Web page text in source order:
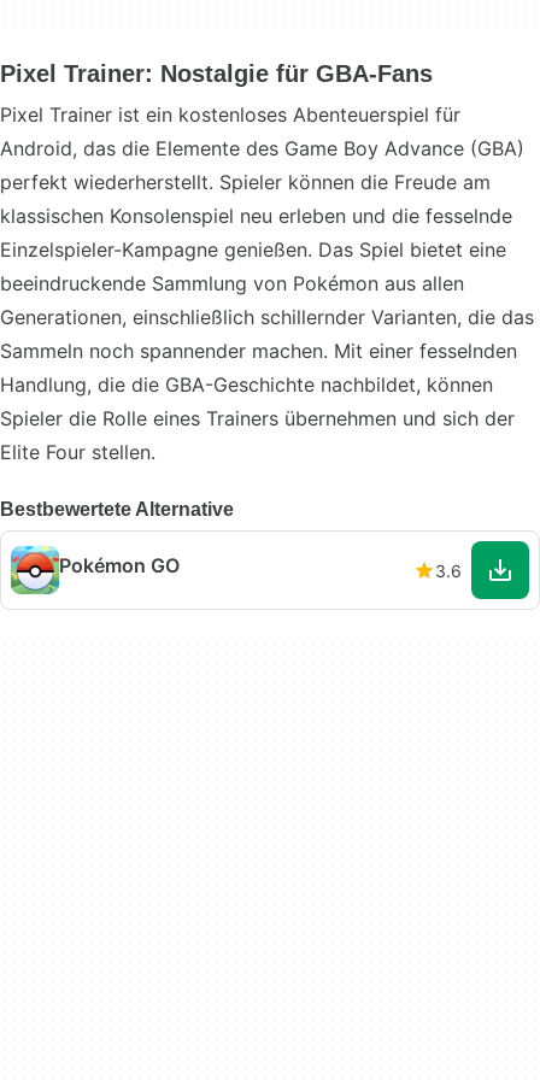
Pixel Trainer: Nostalgie für GBA-Fans
Pixel Trainer ist ein kostenloses Abenteuerspiel für
Android, das die Elemente des Game Boy Advance (GBA)
perfekt wiederherstellt. Spieler können die Freude am
klassischen Konsolenspiel neu erleben und die fesselnde
Einzelspieler-Kampagne genießen. Das Spiel bietet eine
beeindruckende Sammlung von Pokémon aus allen
Generationen, einschließlich schillernder Varianten, die das
Sammeln noch spannender machen. Mit einer fesselnden
Handlung, die die GBA-Geschichte nachbildet, können
Spieler die Rolle eines Trainers übernehmen und sich der
Elite Four stellen.
Bestbewertete Alternative
Pokémon GO 3.6